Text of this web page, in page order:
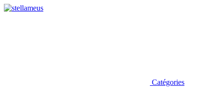
Catégories